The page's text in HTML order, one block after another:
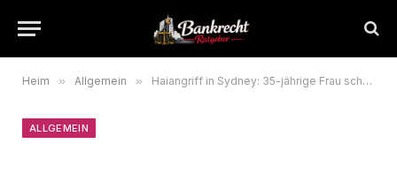
Heim » Allgemein » Haiangriff in Sydney: 35-jährige Frau schwebt nach Attacke in Lebensgefahr
ALLGEMEIN